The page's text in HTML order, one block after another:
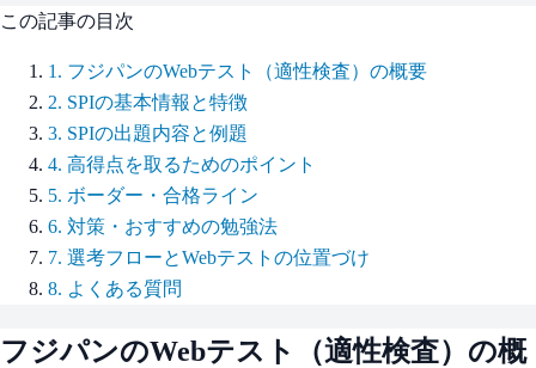
この記事の目次
1 . フジパンのWebテスト（適性検査）の概要
2. SPIの基本情報と特徴
3. SPIの出題内容と例題
4. 高得点を取るためのポイント
5. ボーダー・合格ライン
6. 対策・おすすめの勉強法
7. 選考フローとWebテストの位置づけ
8. よくある質問
フジパンのWebテスト（適性検査）の概